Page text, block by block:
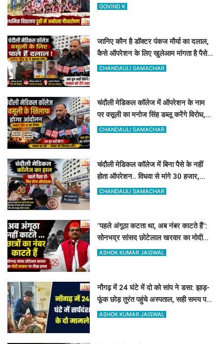
107वां 'नया एडमिशन'
GOVIND K
जानिए कौन है डॉक्टर पंकज मौर्या का दलाल,
कैसे ऑपरेशन के लिए खुलेआम मांगता है पैसे,
मनोज सिंह डब्लू ने खोला मोर्चा
CHANDAULI SAMACHAR
चंदौली मेडिकल कॉलेज में ऑपरेशन के नाम
पर वसूली का मनोज सिंह डब्लू करेंगे विरोध,
सोमवार को देंगे धरना
CHANDAULI SAMACHAR
चंदौली मेडिकल कॉलेज में बिना पैसे के नहीं
होता ऑपरेशन.. विधवा से मांगे 30 हजार,
DM-प्रिंसिपल-पूर्व विधायक की पैरवी फेल
CHANDAULI SAMACHAR
"पहले अंगूठा कटता था, अब नंबर काटते हैं":
सोनभद्र सांसद छोटेलाल खरवार का मोदी
सरकार पर तीखा हमला
ASHOK KUMAR JAISWAL
नौगढ़ में 24 घंटे में दो को सांप ने डसा: झाड़-
फूंक छोड़ तुरंत पहुंचे अस्पताल, सही समय पर
इलाज से बच गयी जान
ASHOK KUMAR JAISWAL